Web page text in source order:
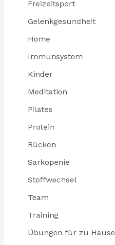
Freizeitsport
Gelenkgesundheit
Home
Immunsystem
Kinder
Meditation
Pilates
Protein
Rücken
Sarkopenie
Stoffwechsel
Team
Training
Übungen für zu Hause